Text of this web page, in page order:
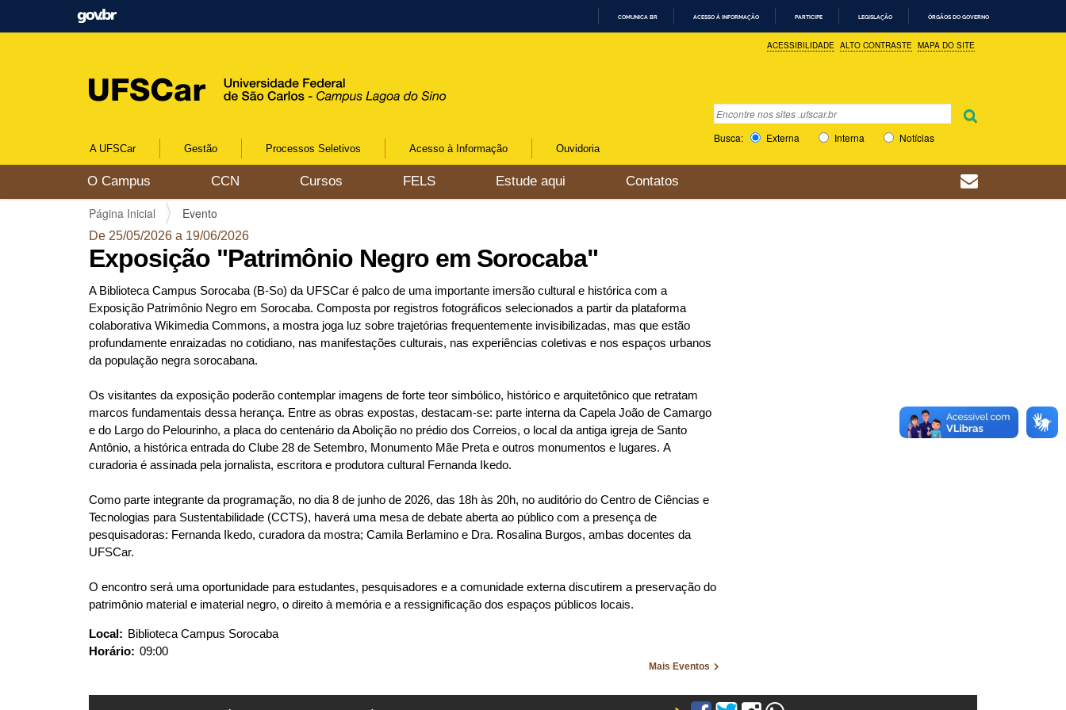
D
COMUNICA BR ACESSO À INFORMAÇÃO PARTICIPE LEGISLAÇÃO ÓRGÃOS DO GOVERNO
ACESSIBILIDADE ALTO CONTRASTE MAPA DO SITE
Busca
Busca Avançada…
Busca: Externa Interna Notícias
A UFSCar Gestão Processos Seletivos Acesso à Informação Ouvidoria
v
O Campus CCN Cursos FELS Estude aqui Contatos
V
o
c
ê
s
t
á
a
q
:
Página Inicial Evento
De 25/05/2026 a 19/06/2026
Exposição "Patrimônio Negro em Sorocaba"
A Biblioteca Campus Sorocaba (B-So) da UFSCar é palco de uma importante imersão cultural e histórica com a
Exposição Patrimônio Negro em Sorocaba. Composta por registros fotográficos selecionados a partir da plataforma
colaborativa Wikimedia Commons, a mostra joga luz sobre trajetórias frequentemente invisibilizadas, mas que estão
profundamente enraizadas no cotidiano, nas manifestações culturais, nas experiências coletivas e nos espaços urbanos
da população negra sorocabana.
Os visitantes da exposição poderão contemplar imagens de forte teor simbólico, histórico e arquitetônico que retratam
marcos fundamentais dessa herança. Entre as obras expostas, destacam-se: parte interna da Capela João de Camargo
e do Largo do Pelourinho, a placa do centenário da Abolição no prédio dos Correios, o local da antiga igreja de Santo
Antônio, a histórica entrada do Clube 28 de Setembro, Monumento Mãe Preta e outros monumentos e lugares. A
curadoria é assinada pela jornalista, escritora e produtora cultural Fernanda Ikedo.
Como parte integrante da programação, no dia 8 de junho de 2026, das 18h às 20h, no auditório do Centro de Ciências e
Tecnologias para Sustentabilidade (CCTS), haverá uma mesa de debate aberta ao público com a presença de
pesquisadoras: Fernanda Ikedo, curadora da mostra; Camila Berlamino e Dra. Rosalina Burgos, ambas docentes da
UFSCar.
O encontro será uma oportunidade para estudantes, pesquisadores e a comunidade externa discutirem a preservação do
patrimônio material e imaterial negro, o direito à memória e a ressignificação dos espaços públicos locais.
Local: Biblioteca Campus Sorocaba
Horário: 09:00
Mais Eventos